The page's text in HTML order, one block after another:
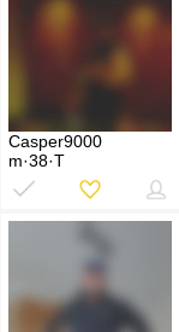
Casper9000
m·38·T